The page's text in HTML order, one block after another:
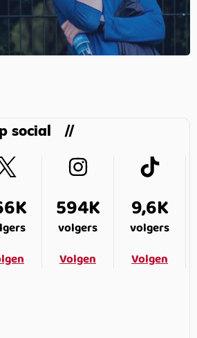
social
594K
volgers
Volgen
9,6K
volgers
Volgen